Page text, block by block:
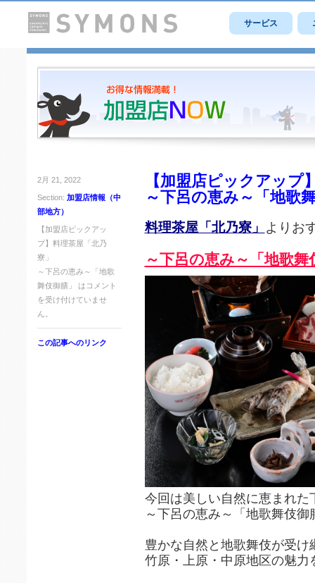
サービス
2月 21, 2022
Section: 加盟店情報（中
部地方）
【加盟店ピックアッ
プ】料理茶屋「北乃
寮」
～下呂の恵み～「地歌
舞伎御膳」 は コメント
を受け付けていませ
ん。
この記事へのリンク
【加盟店ピックアップ
～下呂の恵み～「地歌
料理茶屋「北乃寮」 よりお
～下呂の恵み～「地歌舞
今回は美しい自然に恵まれ
～下呂の恵み～「地歌舞伎
豊かな自然と地歌舞伎が受け
竹原・上原・中原地区の魅力